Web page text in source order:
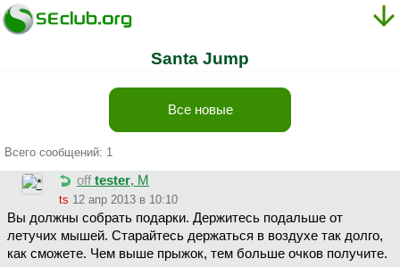
Santa Jump
Все новые
Всего сообщений: 1
off tester, М
ts 12 апр 2013 в 10:10
Вы должны собрать подарки. Держитесь подальше от
летучих мышей. Старайтесь держаться в воздухе так долго,
как сможете. Чем выше прыжок, тем больше очков получите.